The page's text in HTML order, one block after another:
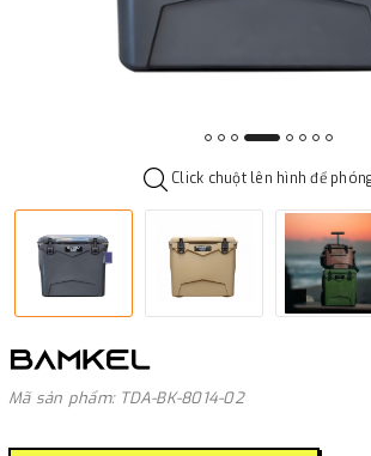
Click chuột lên hình để
Mã sản phẩm: TDA-BK-8014-02